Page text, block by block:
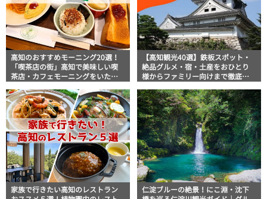
高知のおすすめモーニング20選！
「喫茶店の街」高知で美味しい喫
茶店・カフェモーニングをいただ
【高知観光40選】鉄板スポット・
絶品グルメ・宿・土産をおひとり
様からファミリー向けまで徹底解
家族で行きたい高知のレストラン
仁淀ブルーの絶景！にこ淵・沈下